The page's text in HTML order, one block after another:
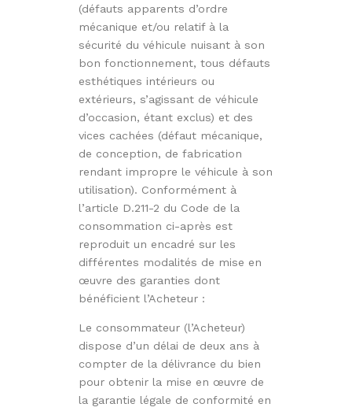
(défauts apparents d’ordre
mécanique et/ou relatif à la
sécurité du véhicule nuisant à son
bon fonctionnement, tous défauts
esthétiques intérieurs ou
extérieurs, s’agissant de véhicule
d’occasion, étant exclus) et des
vices cachées (défaut mécanique,
de conception, de fabrication
rendant impropre le véhicule à son
utilisation). Conformément à
l’article D.211-2 du Code de la
consommation ci-après est
reproduit un encadré sur les
différentes modalités de mise en
œuvre des garanties dont
bénéficient l’Acheteur :
Le consommateur (l’Acheteur)
dispose d’un délai de deux ans à
compter de la délivrance du bien
pour obtenir la mise en œuvre de
la garantie légale de conformité en